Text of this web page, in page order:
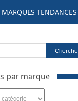
MARQUES TENDANCES
par marque